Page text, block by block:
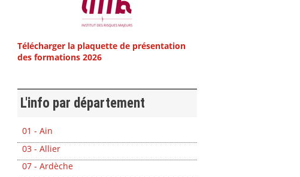
Télécharger la plaquette de présentation
des formations 2026
L'info par département
01 - Ain
03 - Allier
07 - Ardèche